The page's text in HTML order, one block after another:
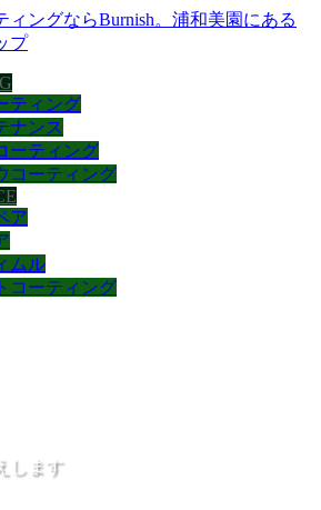
ティング
ナンス
ーティング
コーティング
ア
ムル
コーティング
します